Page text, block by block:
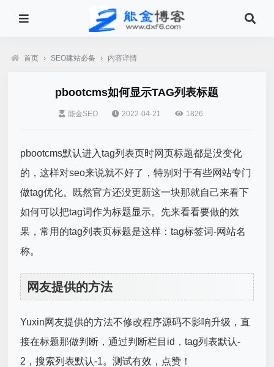
首页 › SEO建站必备 › 内容详情
pbootcms如何显示TAG列表标题
能金SEO 2022-04-21 1826
pbootcms默认进入tag列表页时网页标题都是没变化
的，这样对seo来说就不好了，特别对于有些网站专门
做tag优化。既然官方还没更新这一块那就自己来看下
如何可以把tag词作为标题显示。先来看看要做的效
果，常用的tag列表页标题是这样：tag标签词-网站名
称。
网友提供的方法
Yuxin网友提供的方法不修改程序源码不影响升级，直
接在标题那做判断，通过判断栏目id，tag列表默认-
2，搜索列表默认-1。测试有效，点赞！